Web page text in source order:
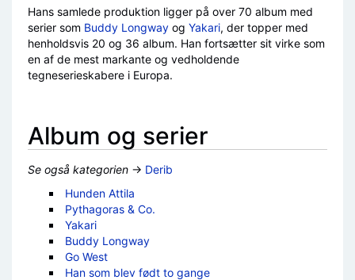
Hans samlede produktion ligger på over 70 album med
serier som Buddy Longway og Yakari, der topper med
henholdsvis 20 og 36 album. Han fortsætter sit virke som
en af de mest markante og vedholdende
tegneserieskabere i Europa.
Album og serier
Se også kategorien → Derib
Hunden Attila
Pythagoras & Co.
Yakari
Buddy Longway
Go West
Han som blev født to gange